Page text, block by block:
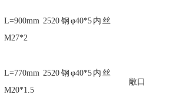
L=900mm 2520钢φ40*5内丝
M27*2
L=770mm 2520钢φ40*5内丝
M20*1.5
敞口